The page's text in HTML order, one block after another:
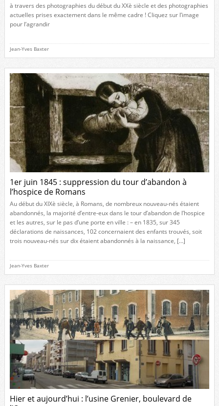
à travers des photographies du début du XXè siècle et des photographies
actuelles prises exactement dans le même cadre ! Cliquez sur l’image
pour l’agrandir
Jean-Yves Baxter
1er juin 1845 : suppression du tour d’abandon à
l’hospice de Romans
Au début du XIXè siècle, à Romans, de nombreux nouveau-nés étaient
abandonnés, la majorité d’entre-eux dans le tour d’abandon de l’hospice
et les autres, sur le pas d’une porte en ville : – en 1835, sur 345
déclarations de naissances, 102 concernaient des enfants trouvés, soit
trois nouveau-nés sur dix étaient abandonnés à la naissance, […]
Jean-Yves Baxter
Hier et aujourd’hui : l’usine Grenier, boulevard de